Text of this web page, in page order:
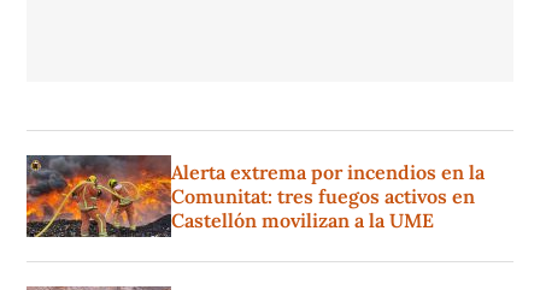
Alerta extrema por incendios en la
Comunitat: tres fuegos activos en
Castellón movilizan a la UME